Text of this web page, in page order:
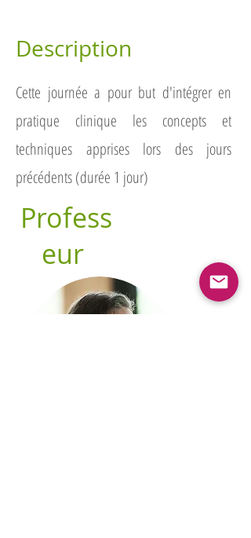
Description
Cette journée a pour but d'intégrer en
pratique clinique les concepts et
techniques apprises lors des jours
précédents (durée 1 jour)
Profess
eur